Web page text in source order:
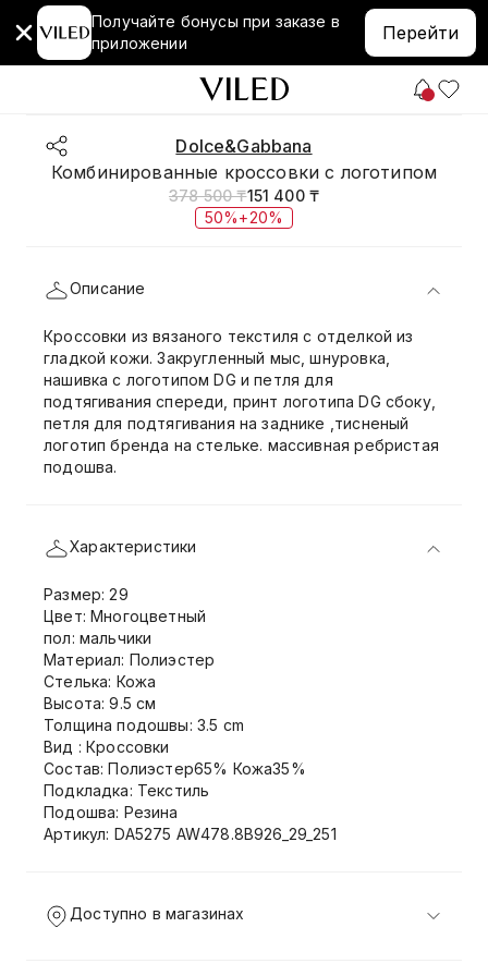
Получайте бонусы при заказе в
приложении
Перейти
Dolce&Gabbana
Комбинированные кроссовки с логотипом
378 500 ₸151 400 ₸
50%+20%
Описание
Кроссовки из вязаного текстиля с отделкой из
гладкой кожи. Закругленный мыс, шнуровка,
нашивка с логотипом DG и петля для
подтягивания спереди, принт логотипа DG сбоку,
петля для подтягивания на заднике ,тисненый
логотип бренда на стельке. массивная ребристая
подошва.
Характеристики
Размер: 29
Цвет: Многоцветный
пол: мальчики
Материал: Полиэстер
Стелька: Кожа
Высота: 9.5 см
Толщина подошвы: 3.5 cm
Вид : Кроссовки
Состав: Полиэстер65% Кожа35%
Подкладка: Текстиль
Подошва: Резина
Артикул: DA5275 AW478.8B926_29_251
Доступно в магазинах